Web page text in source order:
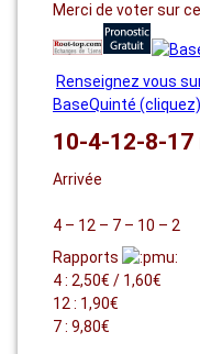
Merci de voter sur
Renseignez vous
BaseQuinté (cliquez)
10-4-12-8-17
Arrivée
4 – 12 – 7 – 10 – 2
Rapports
4 : 2,50€ / 1,60€
12 : 1,90€
7 : 9,80€